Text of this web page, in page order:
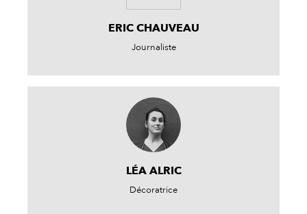
ERIC CHAUVEAU
Journaliste
LÉA ALRIC
Décoratrice